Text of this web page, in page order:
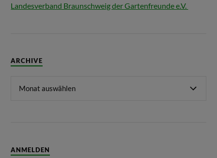
Landesverband Braunschweig der Gartenfreunde e.V.
ARCHIVE
ANMELDEN